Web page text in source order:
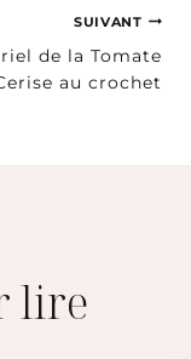
SUIVANT
de la Tomate
au crochet
lire